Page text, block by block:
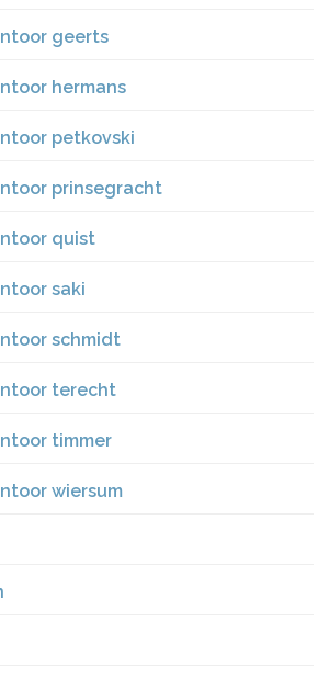
geerts
hermans
petkovski
prinsegracht
quist
saki
schmidt
terecht
timmer
wiersum